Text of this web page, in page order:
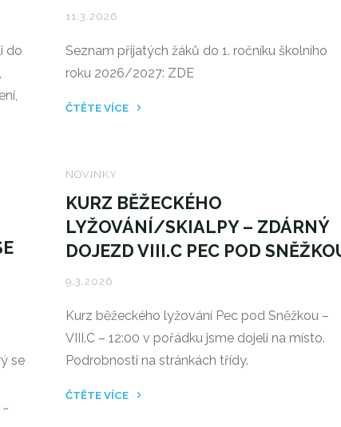
do
11.3.2026
Seznam přijatých žáků do 1. ročníku školního
roku 2026/2027: ZDE
ČTĚTE VÍCE
ŽÁKŮ
1.
ROČNÍKU
ŠKOLNÍHO
NOVINKY
KURZ BĚŽECKÉHO
LYŽOVÁNÍ/SKIALPY – ZDÁRNÝ
DOJEZD VIII.C PEC POD
9.3.2026
Kurz běžeckého lyžování Pec pod Sněžkou –
VIII.C – 12:00 v pořádku jsme dojeli na místo.
Podrobnosti na stránkách třídy.
ČTĚTE VÍCE
se